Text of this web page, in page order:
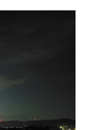
る